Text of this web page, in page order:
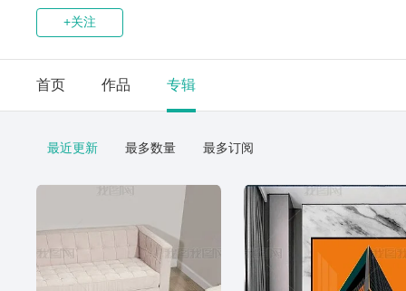
+关注
首页 作品 专辑
最近更新 最多数量 最多订阅